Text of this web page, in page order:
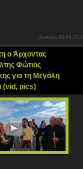
Δευτέρα
ο Άρχοντας
Φώτιος
για τη Μεγάλη
(vid, pics)